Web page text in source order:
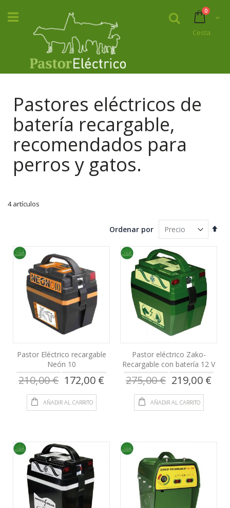
al
contenido
Cart
0
Cesta
Buscar
Pastores eléctricos de
batería recargable,
recomendados para
perros y gatos.
4artículos
Ordenar por
Fijar
Pastor Eléctrico recargable
Neón 10
210,00 €
Precio
especial
172,00 €
AÑADIR AL CARRITO
Pastor eléctrico Zako-
Recargable con batería 12 V
275,00 €
Precio
especial
219,00 €
AÑADIR AL CARRITO